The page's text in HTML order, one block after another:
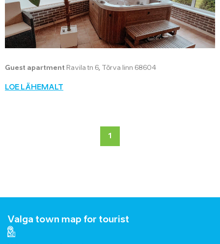
Guest apartment Ravila tn 6, Tõrva linn 68604
LOE LÄHEMALT
1
Valga town map for tourist